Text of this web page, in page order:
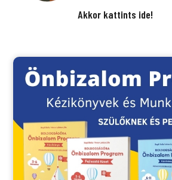
Akkor kattints ide!